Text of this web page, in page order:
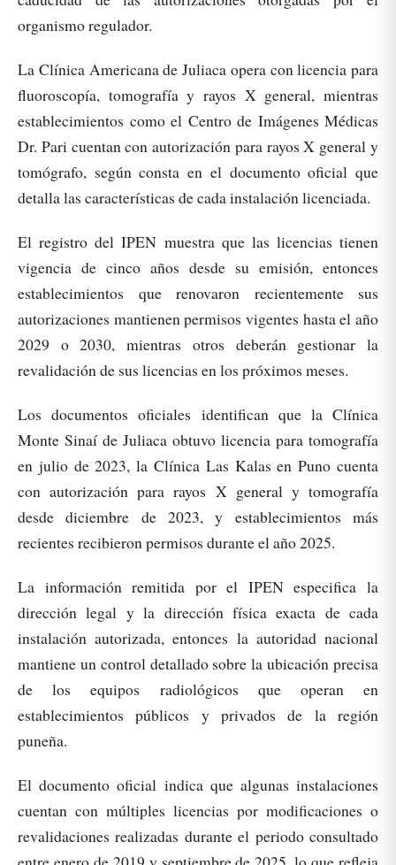
organismo regulador.​
La Clínica Americana de Juliaca opera con licencia para
fluoroscopía, tomografía y rayos X general, mientras
establecimientos como el Centro de Imágenes Médicas
Dr. Pari cuentan con autorización para rayos X general y
tomógrafo, según consta en el documento oficial que
detalla las características de cada instalación licenciada.​
El registro del IPEN muestra que las licencias tienen
vigencia de cinco años desde su emisión, entonces
establecimientos que renovaron recientemente sus
autorizaciones mantienen permisos vigentes hasta el año
2029 o 2030, mientras otros deberán gestionar la
revalidación de sus licencias en los próximos meses.​
Los documentos oficiales identifican que la Clínica
Monte Sinaí de Juliaca obtuvo licencia para tomografía
en julio de 2023, la Clínica Las Kalas en Puno cuenta
con autorización para rayos X general y tomografía
desde diciembre de 2023, y establecimientos más
recientes recibieron permisos durante el año 2025.​
La información remitida por el IPEN especifica la
dirección legal y la dirección física exacta de cada
instalación autorizada, entonces la autoridad nacional
mantiene un control detallado sobre la ubicación precisa
de los equipos radiológicos que operan en
establecimientos públicos y privados de la región
puneña.​
El documento oficial indica que algunas instalaciones
cuentan con múltiples licencias por modificaciones o
revalidaciones realizadas durante el periodo consultado